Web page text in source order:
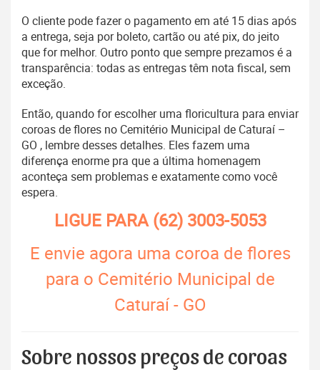
O cliente pode fazer o pagamento em até 15 dias após
a entrega, seja por boleto, cartão ou até pix, do jeito
que for melhor. Outro ponto que sempre prezamos é a
transparência: todas as entregas têm nota fiscal, sem
exceção.
Então, quando for escolher uma floricultura para enviar
coroas de flores no Cemitério Municipal de Caturaí –
GO , lembre desses detalhes. Eles fazem uma
diferença enorme pra que a última homenagem
aconteça sem problemas e exatamente como você
espera.
LIGUE PARA(62) 3003-5053
E envie agora uma coroa de flores
para o Cemitério Municipal de
Caturaí - GO
Sobre nossos preços de coroas